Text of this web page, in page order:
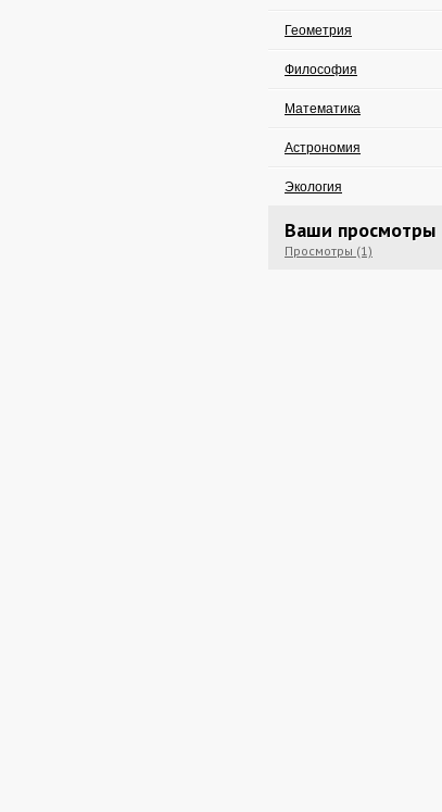
Геометрия
Философия
Математика
Астрономия
Экология
Ваши просмотры
Просмотры (1)